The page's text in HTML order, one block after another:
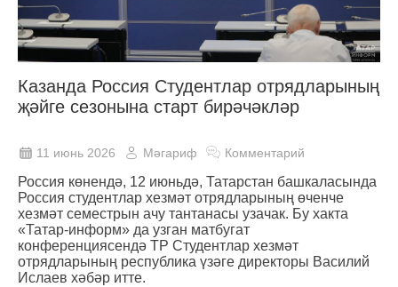
Казанда Россия Студентлар отрядларының
җәйге сезонына старт бирәчәкләр
11 июнь 2026 Мәгариф Комментарий
Россия көнендә, 12 июньдә, Татарстан башкаласында
Россия студентлар хезмәт отрядларының өченче
хезмәт семестрын ачу тантанасы узачак. Бу хакта
«Татар-информ» да узган матбугат
конференциясендә ТР Студентлар хезмәт
отрядларының республика үзәге директоры Василий
Ислаев хәбәр итте.